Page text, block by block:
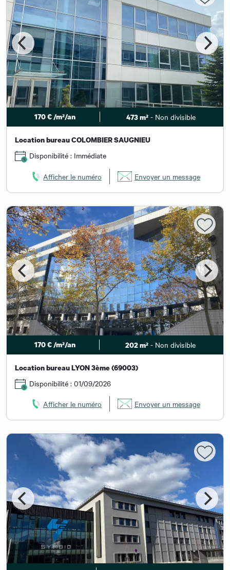
170 € /m²/an 473 m²- Non divisible
Location bureau COLOMBIER SAUGNIEU
Disponibilité : Immédiate
Afficher le numéro Envoyer un message
170 € /m²/an 202 m² - Non divisible
Location bureau LYON 3ème (69003)
Disponibilité : 01/09/2026
Afficher le numéro Envoyer un message